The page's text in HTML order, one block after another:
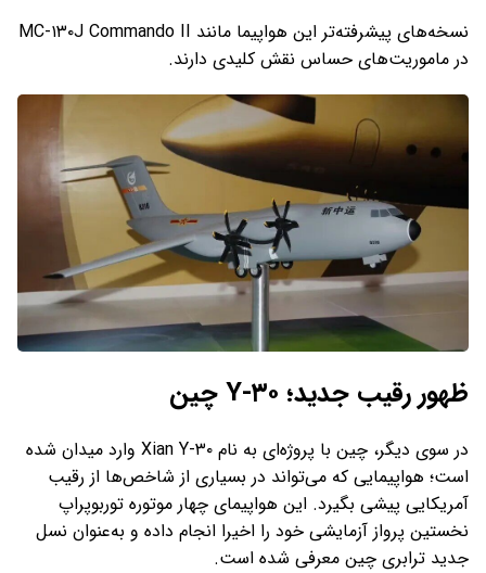
نسخه‌های پیشرفته‌تر این هواپیما مانند MC-۱۳۰J Commando II
در ماموریت‌های حساس نقش کلیدی دارند.
ظهور رقیب جدید؛ Y-۳۰ چین
در سوی دیگر، چین با پروژه‌ای به نام Xian Y-۳۰ وارد میدان شده
است؛ هواپیمایی که می‌تواند در بسیاری از شاخص‌ها از رقیب
آمریکایی پیشی بگیرد. این هواپیمای چهار موتوره توربوپراپ
نخستین پرواز آزمایشی خود را اخیرا انجام داده و به‌عنوان نسل
جدید ترابری چین معرفی شده است.